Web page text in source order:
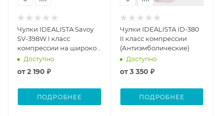
Чулки IDEALISTA Savoy
SV-398W I класс
компрессии на широкое
бедро
Доступно
от2 190 ₽
ПОДРОБНЕЕ
Чулки IDEALISTA ID-380
II класс компрессии
(Антиэмболические)
Доступно
от3 350 ₽
ПОДРОБНЕЕ